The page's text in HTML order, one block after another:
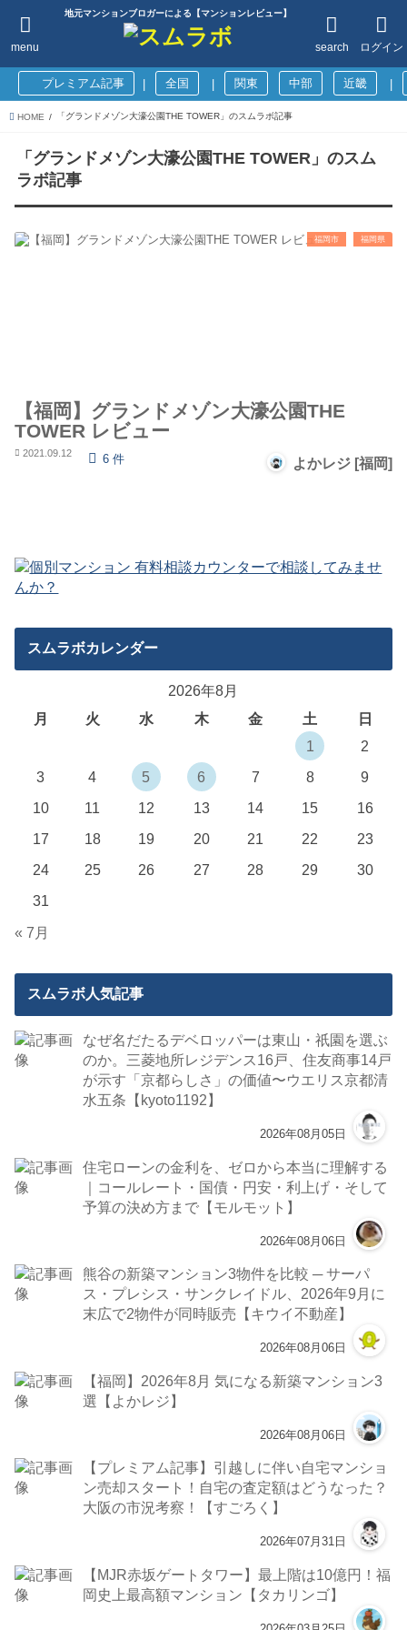
地元マンションブロガーによる【マンションレビュー】
ログイン
search
menu
プレミアム記事 全国 関東 中部 近畿
HOME 「グランドメゾン大濠公園THE TOWER」のスムラボ記事
「グランドメゾン大濠公園THE TOWER」のスム
ラボ記事
福岡市 福岡県
【福岡】グランドメゾン大濠公園THE
TOWER レビュー
2021.09.12 6 件 よかレジ [福岡]
スムラボカレンダー
2026年8月
月
火 水 木 金 土
日
1
2
3
4 5 6 7 8
9
10
11 12 13 14 15
16
17
18 19 20 21 22
23
24
25 26 27 28 29
30
31
« 7月
スムラボ人気記事
なぜ名だたるデベロッパーは東山・祇園を選ぶ
のか。三菱地所レジデンス16戸、住友商事14戸
が示す「京都らしさ」の価値〜ウエリス京都清
水五条【kyoto1192】
2026年08月05日
住宅ローンの金利を、ゼロから本当に理解する
｜コールレート・国債・円安・利上げ・そして
予算の決め方まで【モルモット】
2026年08月06日
熊谷の新築マンション3物件を比較 ─ サーパ
ス・プレシス・サンクレイドル、2026年9月に
末広で2物件が同時販売【キウイ不動産】
2026年08月06日
【福岡】2026年8月 気になる新築マンション3
選【よかレジ】
2026年08月06日
【プレミアム記事】引越しに伴い自宅マンショ
ン売却スタート！自宅の査定額はどうなった？
大阪の市況考察！【すごろく】
2026年07月31日
【MJR赤坂ゲートタワー】最上階は10億円！福
岡史上最高額マンション【タカリンゴ】